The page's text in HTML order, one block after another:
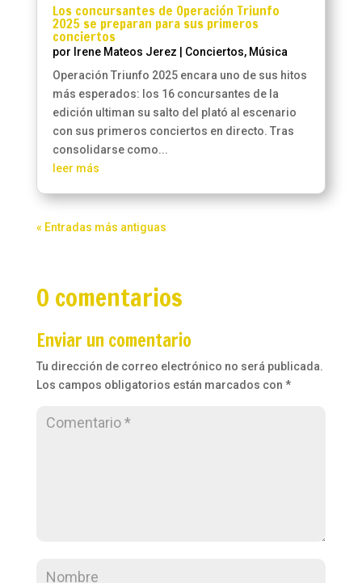
Los concursantes de Operación Triunfo
2025 se preparan para sus primeros
conciertos
por Irene Mateos Jerez Conciertos, Música
Operación Triunfo 2025 encara uno de sus hitos
más esperados: los 16 concursantes de la
edición ultiman su salto del plató al escenario
con sus primeros conciertos en directo. Tras
consolidarse como...
leer más
« Entradas más antiguas
0 comentarios
Enviar un comentario
Tu dirección de correo electrónico no será publicada.
Los campos obligatorios están marcados con *